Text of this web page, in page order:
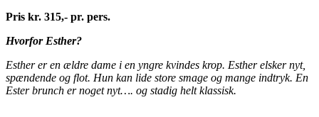
Pris kr. 315,- pr. pers.
Hvorfor Esther?
Esther er en ældre dame i en yngre kvindes krop. Esther elsker nyt,
spændende og flot. Hun kan lide store smage og mange indtryk. En
Ester brunch er noget nyt…. og stadig helt klassisk.